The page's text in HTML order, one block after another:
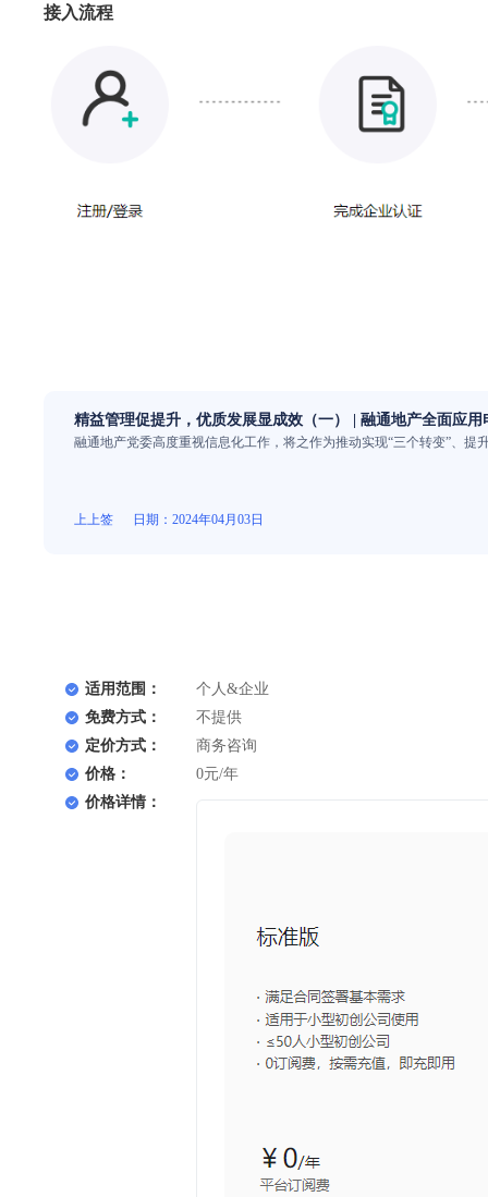
接入流程
精益管理促提升，优质发展显成效（一） | 融通地产全面应用
融通地产党委高度重视信息化工作，将之作为推动实现“三个转变”、
上上签 日期：2024年04月03日
适用范围：
个人&企业
免费方式：
不提供
定价方式：
商务咨询
价格：
0元/年
价格详情：